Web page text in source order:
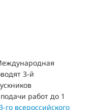
3-й
работ до 1
всероссийского